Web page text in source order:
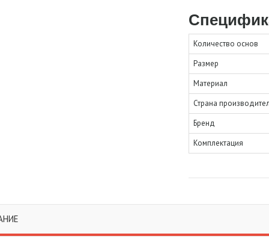
Количество основ
Размер
Материал
Страна
Бренд
Комплектация